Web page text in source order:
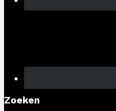
Zoeken